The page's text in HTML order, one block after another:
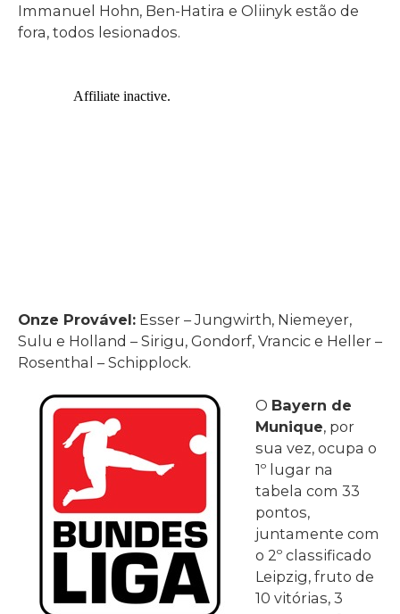
Immanuel Hohn, Ben-Hatira e Oliinyk estão de
fora, todos lesionados.
Onze Provável: Esser – Jungwirth, Niemeyer,
Sulu e Holland – Sirigu, Gondorf, Vrancic e Heller –
Rosenthal – Schipplock.
O Bayern de
Munique, por
sua vez, ocupa o
1º lugar na
tabela com 33
pontos,
juntamente com
o 2º classificado
Leipzig, fruto de
10 vitórias, 3